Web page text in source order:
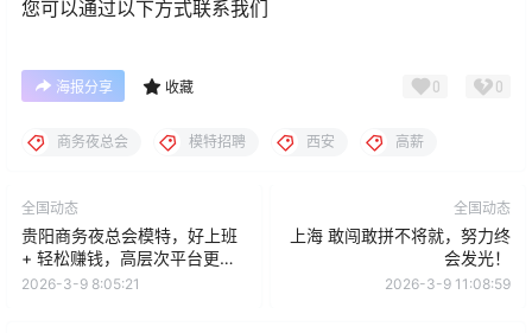
您可以通过以下方式联系我们
海报分享 收藏 0 0
商务夜总会 模特招聘 西安 高薪
全国动态
贵阳商务夜总会模特，好上班
+ 轻松赚钱，高层次平台更安
心
2026-3-9 8:05:21
全国动态
上海 敢闯敢拼不将就，努力终
会发光！
2026-3-9 11:08:59